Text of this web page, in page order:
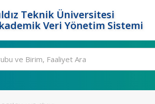
Teknik Üniversitesi
Veri Yönetim Sistemi